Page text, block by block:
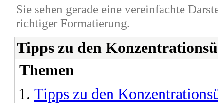
Sie sehen gerade eine vereinfachte
richtiger Formatierung.
Tipps zu den
Themen
Tipps zu den